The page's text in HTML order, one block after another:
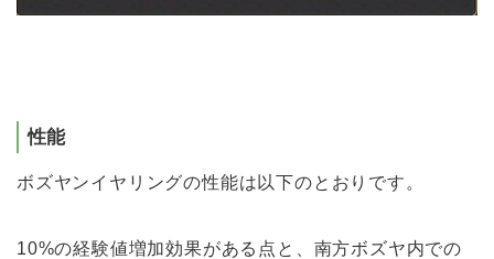
性能
ボズヤンイヤリングの性能は以下のとおりです。
10%の経験値増加効果がある点と、南方ボズヤ内での